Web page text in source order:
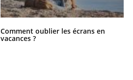
Comment oublier les écrans en
vacances ?